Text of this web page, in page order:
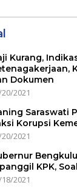
Kurang,
Dokumen
2021
Saraswati
Korupsi
2021
KPK,
2021